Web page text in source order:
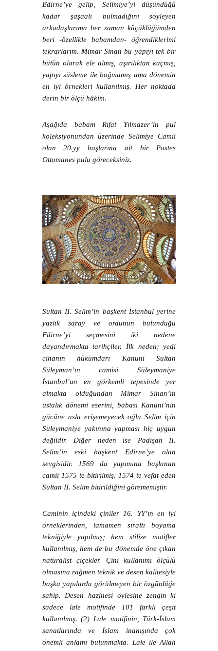
Edirne’ye gelip, Selimiye’yi düşündüğü
kadar şaşaalı bulmadığını söyleyen
arkadaşlarıma her zaman küçüklüğümden
beri -özellikle babamdan- öğrendiklerimi
tekrarlarım. Mimar Sinan bu yapıyı tek bir
bütün olarak ele almış, aşırılıktan kaçmış,
yapıyı süsleme ile boğmamış ama dönemin
en iyi örnekleri kullanılmış. Her noktada
derin bir ölçü hâkim.
Aşağıda babam Rıfat Yılmazer’in pul
koleksiyonundan üzerinde Selimiye Camii
olan 20.yy başlarına ait bir Postes
Ottomanes pulu göreceksiniz.
Sultan II. Selim’in başkent İstanbul yerine
yazlık saray ve ordunun bulunduğu
Edirne’yi seçmesini iki nedene
dayandırmakta tarihçiler. İlk neden; yedi
cihanın hükümdarı Kanuni Sultan
Süleyman’ın camisi Süleymaniye
İstanbul’un en görkemli tepesinde yer
almakta olduğundan Mimar Sinan’ın
ustalık dönemi eserini, babası Kanuni’nin
gücüne asla erişemeyecek oğlu Selim için
Süleymaniye yakınına yapması hiç uygun
değildir. Diğer neden ise Padişah II.
Selim’in eski başkent Edirne’ye olan
sevgisidir. 1569 da yapımına başlanan
camii 1575 te bitirilmiş, 1574 te vefat eden
Sultan II. Selim bitirildiğini görememiştir.
Caminin içindeki çiniler 16. YY’ın en iyi
örneklerinden, tamamen sıraltı boyama
tekniğiyle yapılmış; hem stilize motifler
kullanılmış, hem de bu dönemde öne çıkan
natüralist çiçekler. Çini kullanımı ölçülü
olmasına rağmen teknik ve desen kalitesiyle
başka yapılarda görülmeyen bir özgünlüğe
sahip. Desen hazinesi öylesine zengin ki
sadece lale motifinde 101 farklı çeşit
kullanılmış. (2) Lale motifinin, Türk-İslam
sanatlarında ve İslam inanışında çok
önemli anlamı bulunmakta. Lale ile Allah